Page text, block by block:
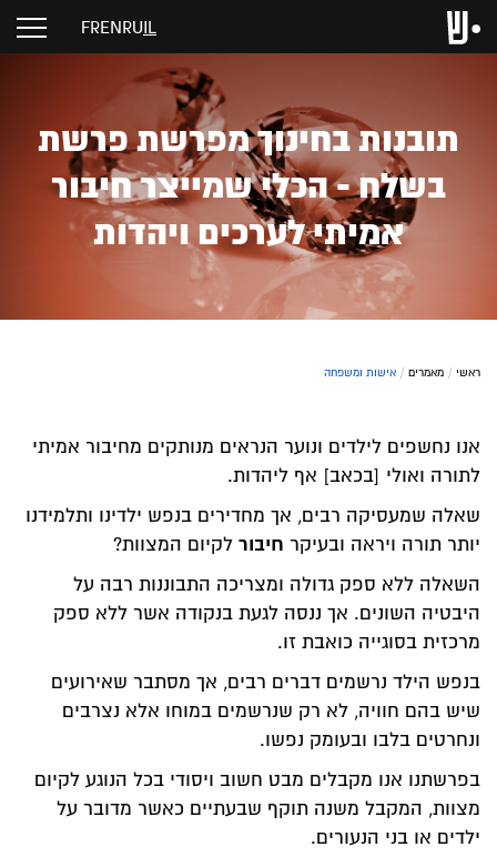
IL
RU
EN
FR
תובנות בחינוך מפרשת פרשת
בשלח - הכלי שמייצר חיבור
אמיתי לערכים ויהדות
ראשי / מאמרים / אישות ומשפחה
אנו נחשפים לילדים ונוער הנראים מנותקים מחיבור אמיתי
לתורה ואולי [בכאב] אף ליהדות.
שאלה שמעסיקה רבים, אך מחדירים בנפש ילדינו ותלמידנו
יותר תורה ויראה ובעיקר חיבור לקיום המצוות?
השאלה ללא ספק גדולה ומצריכה התבוננות רבה על
היבטיה השונים. אך ננסה לגעת בנקודה אשר ללא ספק
מרכזית בסוגייה כואבת זו.
בנפש הילד נרשמים דברים רבים, אך מסתבר שאירועים
שיש בהם חוויה, לא רק שנרשמים במוחו אלא נצרבים
ונחרטים בלבו ובעומק נפשו.
בפרשתנו אנו מקבלים מבט חשוב ויסודי בכל הנוגע לקיום
מצוות, המקבל משנה תוקף שבעתיים כאשר מדובר על
ילדים או בני הנעורים.